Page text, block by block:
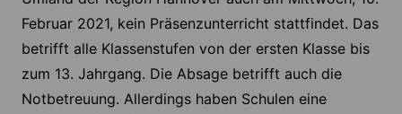
Februar 2021, kein Präsenzunterricht stattfindet. Das
betrifft alle Klassenstufen von der ersten Klasse bis
zum 13. Jahrgang. Die Absage betrifft auch die
Notbetreuung. Allerdings haben Schulen eine